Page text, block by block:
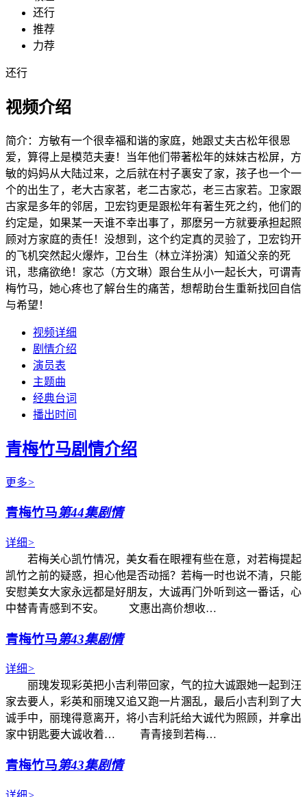
还行
推荐
力荐
还行
视频介绍
简介： 方敏有一个很幸福和谐的家庭，她跟丈夫古松年很恩
爱，算得上是模范夫妻！当年他们带著松年的妹妹古松屏，方
敏的妈妈从大陆过来，之后就在村子裏安了家，孩子也一个一
个的出生了，老大古家茗，老二古家芯，老三古家若。卫家跟
古家是多年的邻居，卫宏钧更是跟松年有著生死之约，他们的
约定是，如果某一天谁不幸出事了，那麽另一方就要承担起照
顾对方家庭的责任！没想到，这个约定真的灵验了，卫宏钧开
的飞机突然起火爆炸，卫台生（林立洋扮演）知道父亲的死
讯，悲痛欲绝！家芯（方文琳）跟台生从小一起长大，可谓青
梅竹马，她心疼也了解台生的痛苦，想帮助台生重新找回自信
与希望！
视频详细
剧情介绍
演员表
主题曲
经典台词
播出时间
青梅竹马剧情介绍
更多>
青梅竹马第44集剧情
详细>
若梅关心凯竹情况，美女看在眼裡有些在意，对若梅提起
凯竹之前的疑惑，担心他是否动摇？若梅一时也说不清，只能
安慰美女大家永远都是好朋友，大诚再门外听到这一番话，心
中替青青感到不安。 文惠出高价想收…
青梅竹马第43集剧情
详细>
丽瑰发现彩英把小吉利带回家，气的拉大诚跟她一起到汪
家去要人，彩英和丽瑰又追又跑一片溷乱，最后小吉利到了大
诚手中，丽瑰得意离开，将小吉利託给大诚代为照顾，并拿出
家中钥匙要大诚收着… 青青接到若梅…
青梅竹马第43集剧情